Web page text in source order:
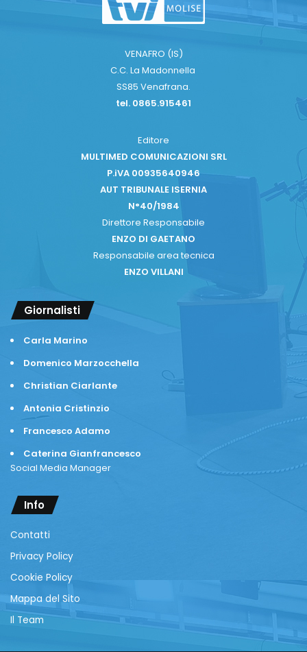
VENAFRO (IS)
C.C. La Madonnella
SS85 Venafrana.
tel. 0865.915461
Editore
MULTIMED COMUNICAZIONI SRL
P.iVA 00935640946
AUT TRIBUNALE ISERNIA
N°40/1984
Direttore Responsabile
ENZO DI GAETANO
Responsabile area tecnica
ENZO VILLANI
Giornalisti
Carla Marino
Domenico Marzocchella
Christian Ciarlante
Antonia Cristinzio
Francesco Adamo
Caterina Gianfrancesco
Social Media Manager
Info
Contatti
Privacy Policy
Cookie Policy
Mappa del Sito
Il Team